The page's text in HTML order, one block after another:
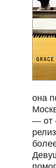
она
— от